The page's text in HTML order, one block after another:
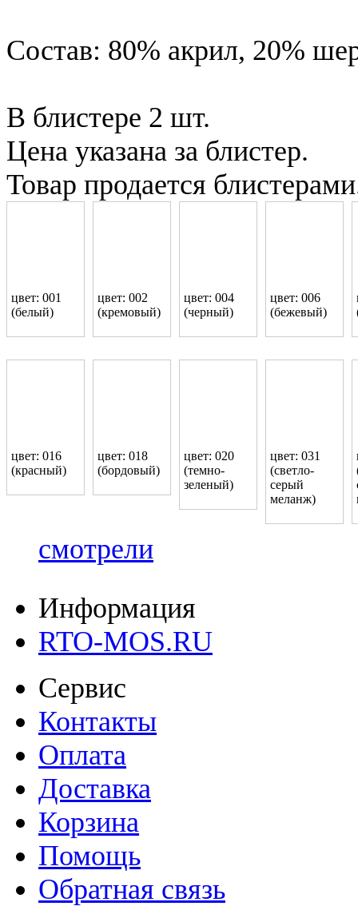
Состав: 80% акрил, 20%
В блистере 2 шт.
Цена указана за блистер.
Товар продается
цвет: 001
(белый)
цвет: 002
(кремовый)
цвет: 004
(черный)
цвет: 006
(бежевый)
цвет: 016
(красный)
цвет: 018
(бордовый)
цвет: 020
(темно-
зеленый)
цвет: 031
(светло-
серый
меланж)
смотрели
Информация
RTO-MOS.RU
Сервис
Контакты
Оплата
Доставка
Корзина
Помощь
Обратная связь